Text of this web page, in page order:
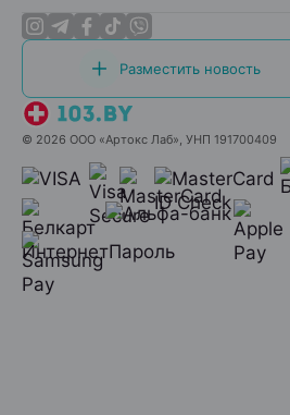
Разместить новость
© 2026 ООО «Артокс Лаб», УНП 191700409